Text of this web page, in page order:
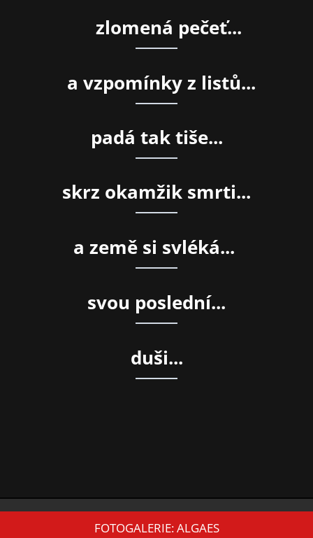
zlomená pečeť...
a vzpomínky z listů...
padá tak tiše...
skrz okamžik smrti...
a země si svléká...
svou poslední...
duši...
FOTOGALERIE: ALGAES